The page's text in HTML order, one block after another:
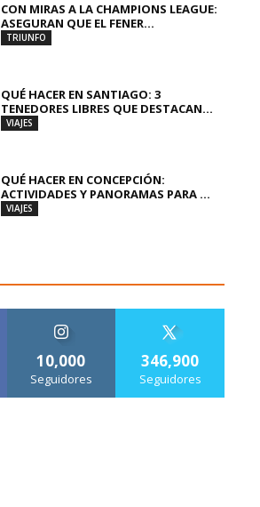
CON MIRAS A LA CHAMPIONS LEAGUE:
ASEGURAN QUE EL FENER...
TRIUNFO
QUÉ HACER EN SANTIAGO: 3
TENEDORES LIBRES QUE DESTACAN...
VIAJES
QUÉ HACER EN CONCEPCIÓN:
ACTIVIDADES Y PANORAMAS PARA ...
VIAJES
10,000
Seguidores
346,900
Seguidores